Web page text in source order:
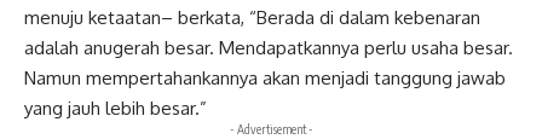
menuju ketaatan– berkata, “Berada di dalam kebenaran
adalah anugerah besar. Mendapatkannya perlu usaha besar.
Namun mempertahankannya akan menjadi tanggung jawab
yang jauh lebih besar.”
- Advertisement -